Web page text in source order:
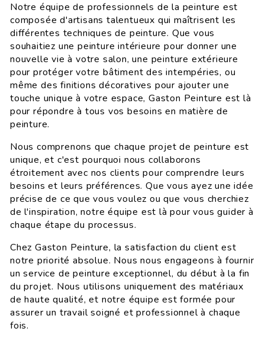
Notre équipe de professionnels de la peinture est
composée d'artisans talentueux qui maîtrisent les
différentes techniques de peinture. Que vous
souhaitiez une peinture intérieure pour donner une
nouvelle vie à votre salon, une peinture extérieure
pour protéger votre bâtiment des intempéries, ou
même des finitions décoratives pour ajouter une
touche unique à votre espace, Gaston Peinture est là
pour répondre à tous vos besoins en matière de
peinture.
Nous comprenons que chaque projet de peinture est
unique, et c'est pourquoi nous collaborons
étroitement avec nos clients pour comprendre leurs
besoins et leurs préférences. Que vous ayez une idée
précise de ce que vous voulez ou que vous cherchiez
de l'inspiration, notre équipe est là pour vous guider à
chaque étape du processus.
Chez Gaston Peinture, la satisfaction du client est
notre priorité absolue. Nous nous engageons à fournir
un service de peinture exceptionnel, du début à la fin
du projet. Nous utilisons uniquement des matériaux
de haute qualité, et notre équipe est formée pour
assurer un travail soigné et professionnel à chaque
fois.